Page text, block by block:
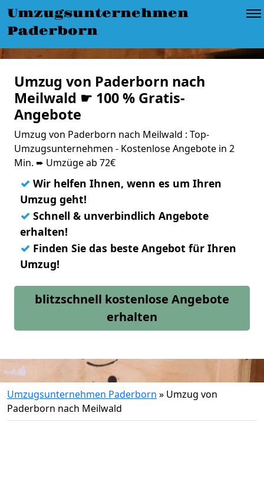
Umzugsunternehmen
Paderborn
Umzug von Paderborn nach
Meilwald ☛ 100 % Gratis-
Angebote
Umzug von Paderborn nach Meilwald : Top-
Umzugsunternehmen - Kostenlose Angebote in 2
Min. ➨ Umzüge ab 72€
✓ Wir helfen Ihnen, wenn es um Ihren
Umzug geht!
✓ Schnell & unverbindlich Angebote
erhalten!
✓ Finden Sie das beste Angebot für Ihren
Umzug!
blitzschnell kostenlose Angebote
erhalten
Umzugsunternehmen Paderborn » Umzug von
Paderborn nach Meilwald